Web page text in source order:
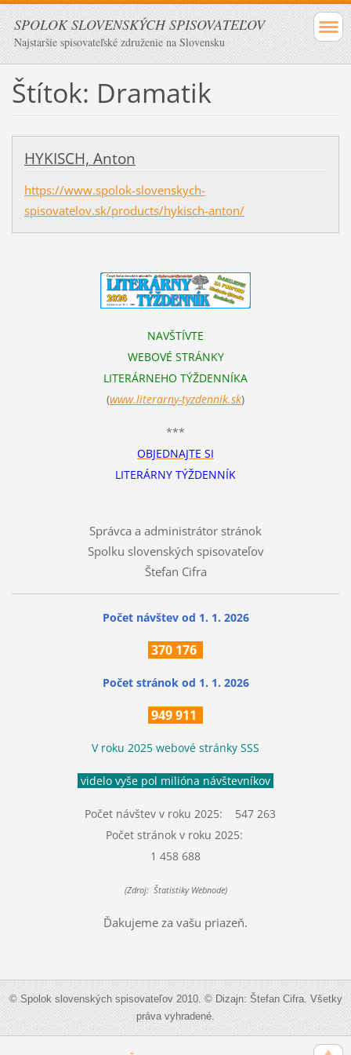
SPOLOK SLOVENSKÝCH SPISOVATEĽOV
Najstaršie spisovateľské združenie na Slovensku
Štítok: Dramatik
HYKISCH, Anton
https://www.spolok-slovenskych-
spisovatelov.sk/products/hykisch-anton/
NAVŠTÍVTE
WEBOVÉ STRÁNKY
LITERÁRNEHO TÝŽDENNÍKA
(www.literarny-tyzdennik.sk)
***
OBJEDNAJTE SI
LITERÁRNY TÝŽDENNÍK
Správca a administrátor stránok
Spolku slovenských spisovateľov
Štefan Cifra
Počet návštev od 1. 1. 2026
370 176
Počet stránok od 1. 1. 2026
949 911
V roku 2025 webové stránky SSS
videlo vyše pol milióna návštevníkov
Počet návštev v roku 2025: 547 263
Počet stránok v roku 2025:
1 458 688
(Zdroj: Štatistiky Webnode)
Ďakujeme za vašu priazeň.
© Spolok slovenských spisovateľov 2010. © Dizajn: Štefan Cifra. Všetky
práva vyhradené.